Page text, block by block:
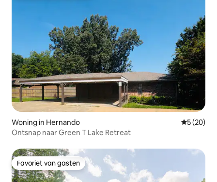
Woning in Hernando
5 (20)
Ontsnap naar Green T Lake Retreat
Favoriet van gasten
Favoriet van gasten